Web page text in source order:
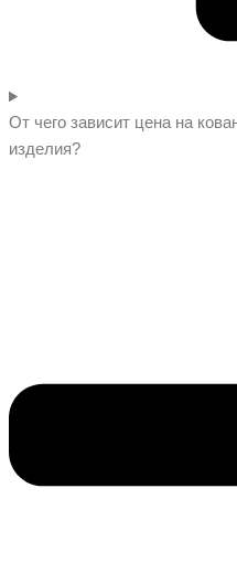
От чего зависит цена на
изделия?